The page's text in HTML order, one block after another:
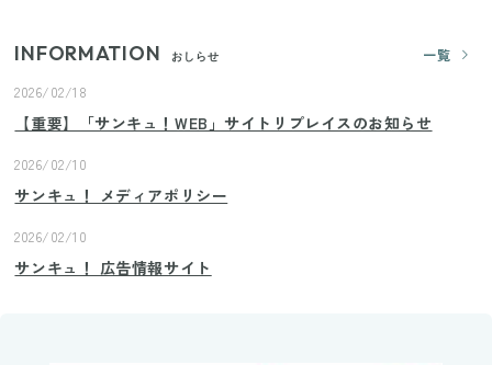
INFORMATION おしらせ
一覧
2026/02/18
【重要】「サンキュ！WEB」サイトリプレイスのお知らせ
2026/02/10
サンキュ！ メディアポリシー
2026/02/10
サンキュ！ 広告情報サイト